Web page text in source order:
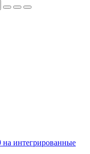
на интегрированные